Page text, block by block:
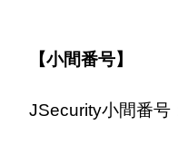
【小間番号】
JSecurity小間番号